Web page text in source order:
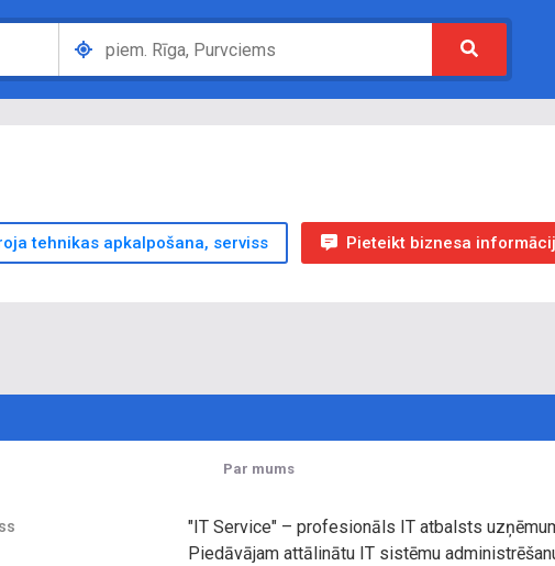
tehnikas apkalpošana, serviss Pieteikt biznesa
Par mums
"IT Service" – profesionāls IT atbalsts
Piedāvājam attālinātu IT sistēmu